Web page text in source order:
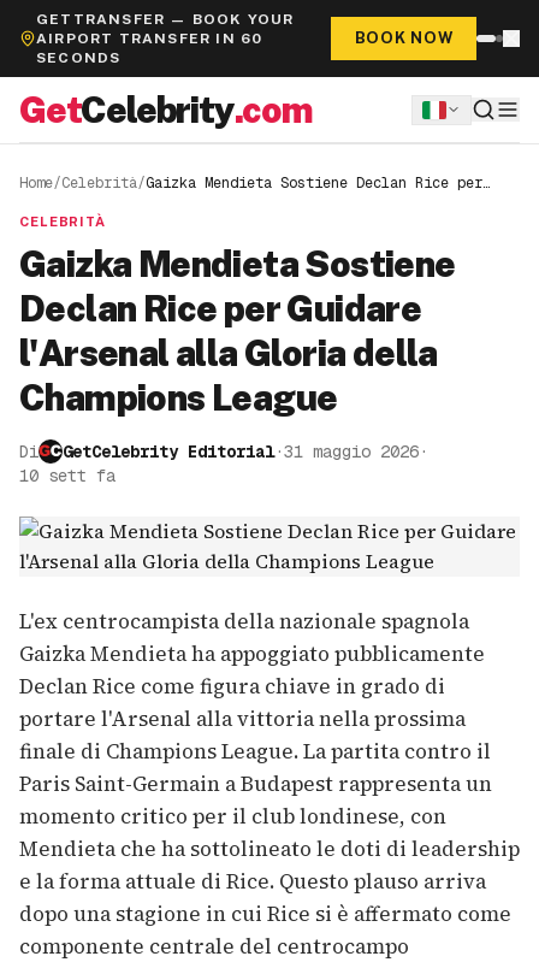
GETTRANSFER — BOOK YOUR
AIRPORT TRANSFER IN 60
SECONDS
BOOK NOW
GetCelebrity.com
Home/Celebrità/Gaizka Mendieta Sostiene Declan Rice per
CELEBRITÀ
Gaizka Mendieta Sostiene
Declan Rice per Guidare
l'Arsenal alla Gloria della
Champions League
Di GetCelebrity Editorial·31 maggio 2026·
10 sett fa
L'ex centrocampista della nazionale spagnola
Gaizka Mendieta ha appoggiato pubblicamente
Declan Rice come figura chiave in grado di
portare l'Arsenal alla vittoria nella prossima
finale di Champions League. La partita contro il
Paris Saint-Germain a Budapest rappresenta un
momento critico per il club londinese, con
Mendieta che ha sottolineato le doti di leadership
e la forma attuale di Rice. Questo plauso arriva
dopo una stagione in cui Rice si è affermato come
componente centrale del centrocampo